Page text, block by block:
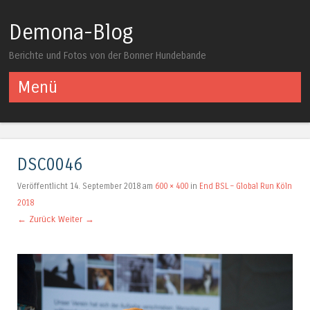
Demona-Blog
Berichte und Fotos von der Bonner Hundebande
Menü
DSC0046
Veröffentlicht 14. September 2018 am 600 × 400 in End BSL – Global Run Köln
2018
← Zurück Weiter →